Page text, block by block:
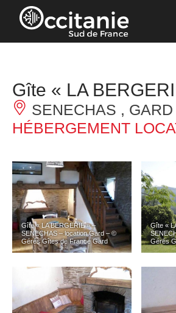
Panneau de gestion des cookies
Gîte « LA
SENECHAS ,
HÉBERGEMENT
Gîte « LA BERGERIE » –
SENECHAS – location Gard – ©
Gérés Gîtes de France Gard
Gîte «
Gérés